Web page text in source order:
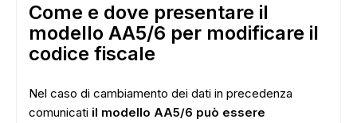
Come e dove presentare il
modello AA5/6 per modificare il
codice fiscale
Nel caso di cambiamento dei dati in precedenza
comunicati il modello AA5/6 può essere